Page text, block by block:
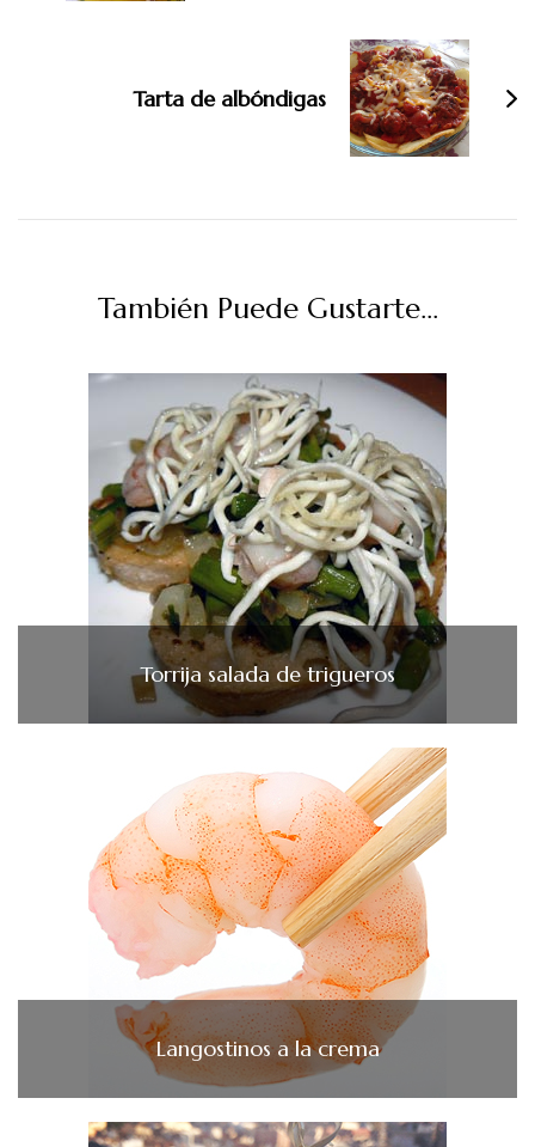
Tarta de albóndigas
También Puede Gustarte...
Torrija salada de trigueros
Langostinos a la crema